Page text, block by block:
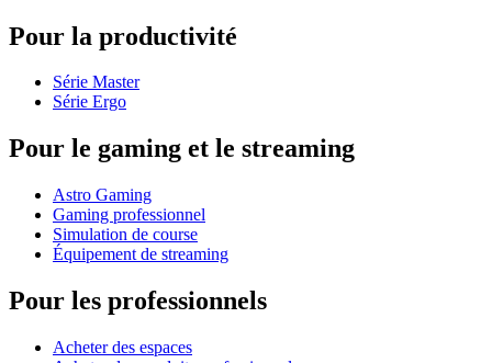
Pour la productivité
Série Master
Série Ergo
Pour le gaming et le streaming
Astro Gaming
Gaming professionnel
Simulation de course
Équipement de streaming
Pour les professionnels
Acheter des espaces